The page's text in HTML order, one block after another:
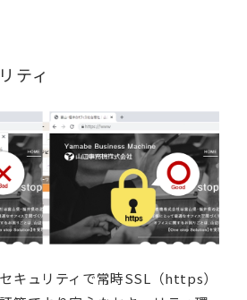
ティ
キュリティで常時SSL（https）